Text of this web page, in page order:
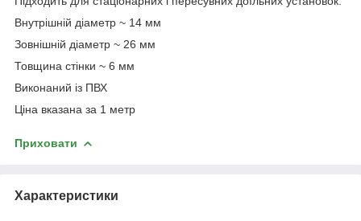
Внутрішній діаметр ~ 14 мм
Зовнішній діаметр ~ 26 мм
Товщина стінки ~ 6 мм
Виконаний із ПВХ
Ціна вказана за 1 метр
Приховати
Характеристики